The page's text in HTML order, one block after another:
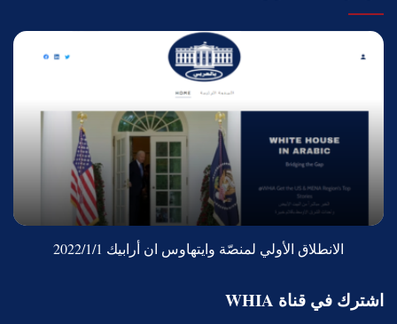
الانطلاق الأولي لمنصّة وايتهاوس ان أرابيك 2022/1/1
اشترك في قناة WHIA